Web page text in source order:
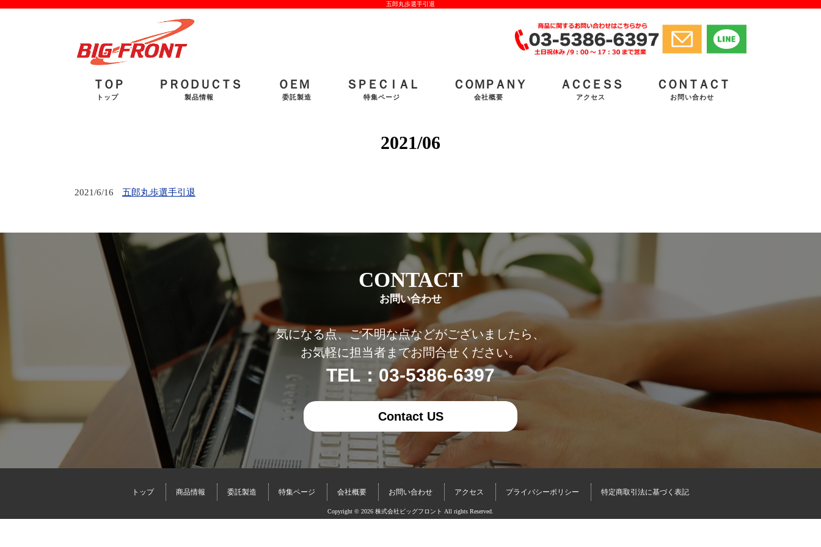
五郎丸歩選手引退
ＴＯＰ
トップ
ＰＲＯＤＵＣＴＳ
製品情報
ＯＥＭ
委託製造
ＳＰＥＣＩＡＬ
特集ページ
ＣＯＭＰＡＮＹ
会社概要
ＡＣＣＥＳＳ
アクセス
ＣＯＮＴＡＣＴ
お問い合わせ
2021/06
2021/6/16 五郎丸歩選手引退
CONTACT
お問い合わせ
気になる点、ご不明な点などがございましたら、
お気軽に担当者までお問合せください。
TEL：03-5386-6397
Contact US
トップ 商品情報 委託製造 特集ページ 会社概要 お問い合わせ アクセス プライバシーポリシー 特定商取引法に基づく表記
Copyright © 2026 株式会社ビッグフロント All rights Reserved.